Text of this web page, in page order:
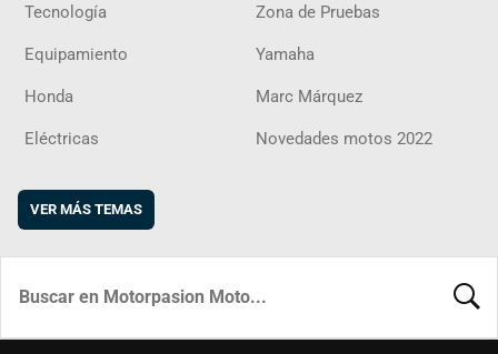
Tecnología Zona de Pruebas
Equipamiento Yamaha
Honda Marc Márquez
Eléctricas Novedades motos 2022
VER MÁS TEMAS